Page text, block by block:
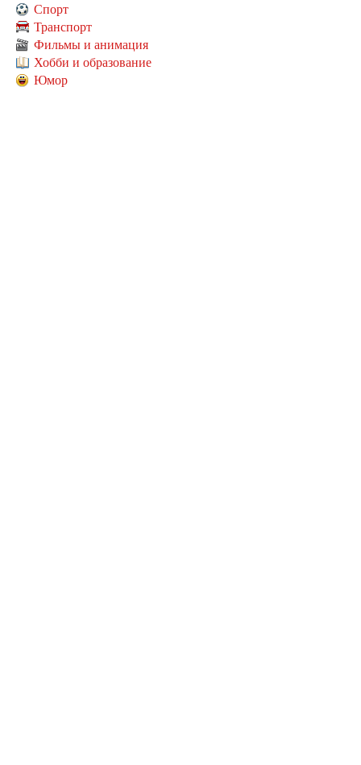
Спорт
Транспорт
Фильмы и анимация
Хобби и образование
Юмор